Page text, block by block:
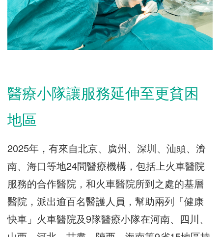
醫療小隊讓服務延伸至更貧困
地區
2025年，有來自北京、廣州、深圳、汕頭、濟
南、海口等地24間醫療機構，包括上火車醫院
服務的合作醫院，和火車醫院所到之處的基層
醫院，派出逾百名醫護人員，幫助兩列「健康
快車」火車醫院及9隊醫療小隊在河南、四川、